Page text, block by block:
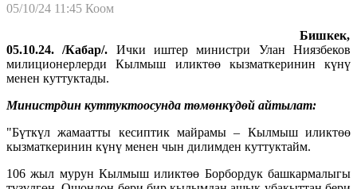
05/10/24 11:45 Коом
Бишкек,
05.10.24. /Кабар/. Ички иштер министри Улан Ниязбеков
милиционерлерди Кылмыш иликтөө кызматкеринин күнү
менен куттуктады.
Министрдин куттуктоосунда төмөнкүдөй айтылат:
"Бүткүл жамаатты кесиптик майрамы – Кылмыш иликтөө
кызматкеринин күнү менен чын дилимден куттуктайм.
106 жыл мурун Кылмыш иликтөө Борбордук башкармалыгы